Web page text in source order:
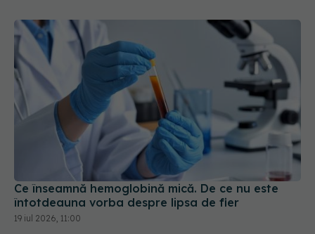
Ce înseamnă hemoglobină mică. De ce nu este
întotdeauna vorba despre lipsa de fier
19 iul 2026, 11:00